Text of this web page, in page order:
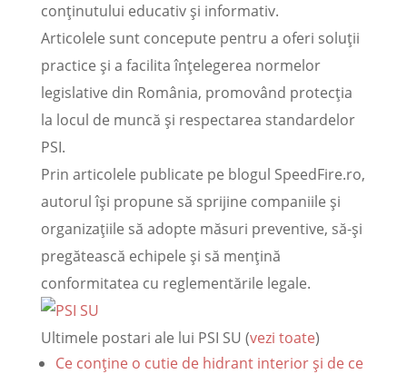
conținutului educativ și informativ.
Articolele sunt concepute pentru a oferi soluții
practice și a facilita înțelegerea normelor
legislative din România, promovând protecția
la locul de muncă și respectarea standardelor
PSI.
Prin articolele publicate pe blogul SpeedFire.ro,
autorul își propune să sprijine companiile și
organizațiile să adopte măsuri preventive, să-și
pregătească echipele și să mențină
conformitatea cu reglementările legale.
Ultimele postari ale lui PSI SU (vezi toate)
Ce conține o cutie de hidrant interior și de ce